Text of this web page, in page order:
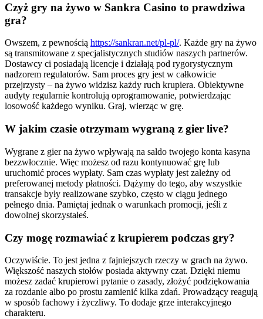
Czyż gry na żywo w Sankra Casino to prawdziwa
gra?
Owszem, z pewnością https://sankran.net/pl-pl/. Każde gry na żywo
są transmitowane z specjalistycznych studiów naszych partnerów.
Dostawcy ci posiadają licencje i działają pod rygorystycznym
nadzorem regulatorów. Sam proces gry jest w całkowicie
przejrzysty – na żywo widzisz każdy ruch krupiera. Obiektywne
audyty regularnie kontrolują oprogramowanie, potwierdzając
losowość każdego wyniku. Graj, wierząc w grę.
W jakim czasie otrzymam wygraną z gier live?
Wygrane z gier na żywo wpływają na saldo twojego konta kasyna
bezzwłocznie. Więc możesz od razu kontynuować grę lub
uruchomić proces wypłaty. Sam czas wypłaty jest zależny od
preferowanej metody płatności. Dążymy do tego, aby wszystkie
transakcje były realizowane szybko, często w ciągu jednego
pełnego dnia. Pamiętaj jednak o warunkach promocji, jeśli z
dowolnej skorzystałeś.
Czy mogę rozmawiać z krupierem podczas gry?
Oczywiście. To jest jedna z fajniejszych rzeczy w grach na żywo.
Większość naszych stołów posiada aktywny czat. Dzięki niemu
możesz zadać krupierowi pytanie o zasady, złożyć podziękowania
za rozdanie albo po prostu zamienić kilka zdań. Prowadzący reagują
w sposób fachowy i życzliwy. To dodaje grze interakcyjnego
charakteru.